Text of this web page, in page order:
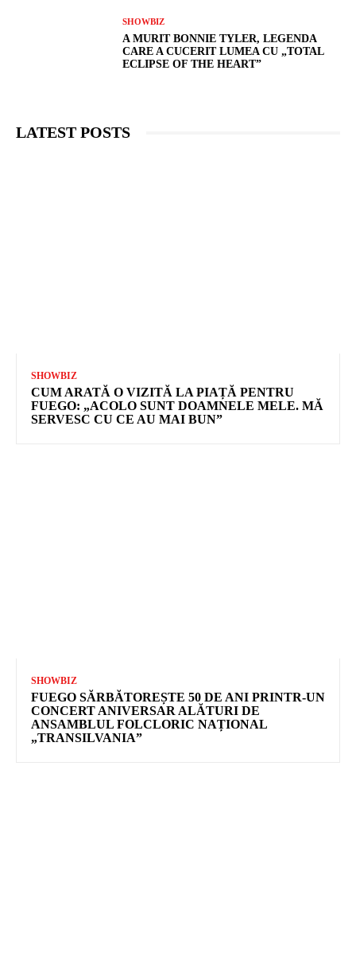
SHOWBIZ
A MURIT BONNIE TYLER, LEGENDA
CARE A CUCERIT LUMEA CU „TOTAL
ECLIPSE OF THE HEART”
LATEST POSTS
SHOWBIZ
CUM ARATĂ O VIZITĂ LA PIAȚĂ PENTRU
FUEGO: „ACOLO SUNT DOAMNELE MELE. MĂ
SERVESC CU CE AU MAI BUN”
SHOWBIZ
FUEGO SĂRBĂTOREȘTE 50 DE ANI PRINTR-UN
CONCERT ANIVERSAR ALĂTURI DE
ANSAMBLUL FOLCLORIC NAȚIONAL
„TRANSILVANIA”